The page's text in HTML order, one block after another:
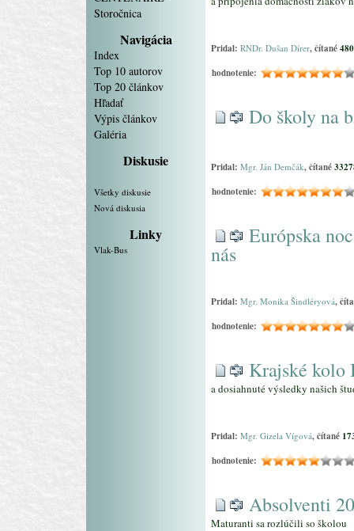
Storočnica
Navigácia
Index
Top 10 autorov
Top 20 článkov
Hľadať
Výpis článkov
Galéria
Diskusie
Všetky diskusie
Nová diskusia
Linky
Vlak-Bus
Pridal: RNDr. Dušan Dírer, čítané
hodnotenie:
Do školy na
Pridal: Mgr. Ján Demčák, čítané
hodnotenie:
Európska
nás
Pridal: Mgr. Monika Šindléryová,
hodnotenie:
Krajské
a dosiahnuté výsledky našich
Pridal: Mgr. Gizela Vígová, čítané
hodnotenie:
Absolventi
Maturanti sa rozlúčili so školou